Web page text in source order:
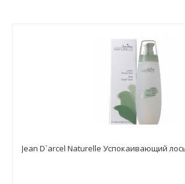
Jean D`arcel Naturelle Успокаивающий